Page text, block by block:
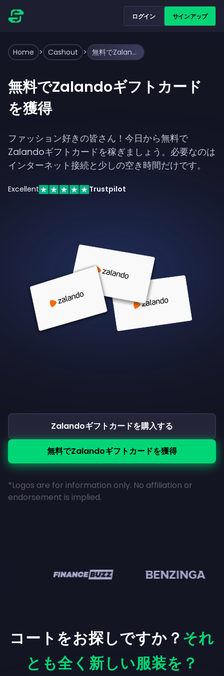
ログイン サインアップ
Home > Cashout > 無料でZalandoギフトカードを獲得
無料でZalandoギフトカード
を獲得
ファッション好きの皆さん！今日から無料で
Zalandoギフトカードを稼ぎましょう。必要なのは
インターネット接続と少しの空き時間だけです。
Excellent Trustpilot
Zalandoギフトカードを購入する
無料でZalandoギフトカードを獲得
*Logos are for information only. No affiliation or
endorsement is implied.
コートをお探しですか？それ
とも全く新しい服装を？